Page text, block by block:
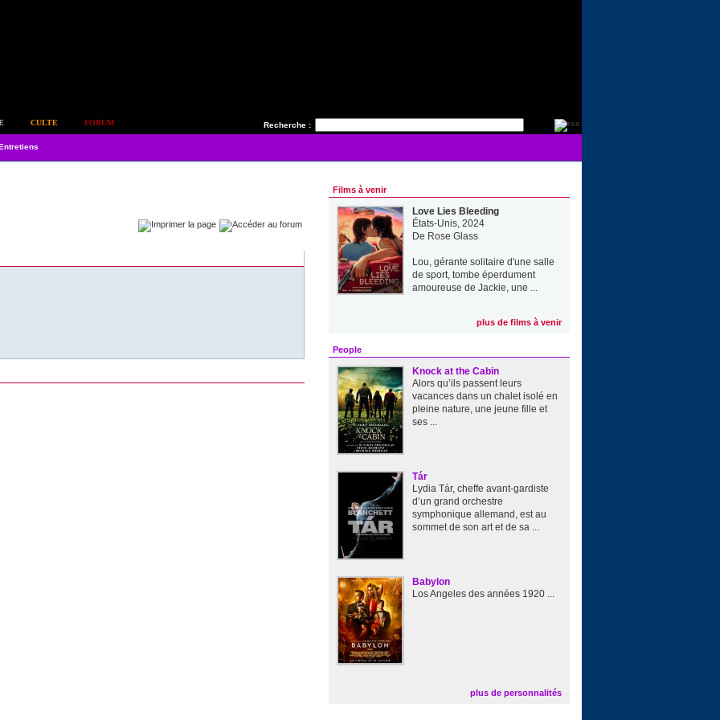
Recherche :
CULTE FORUM
Films à venir
Love Lies Bleeding
États-Unis, 2024
De Rose Glass
Lou, gérante solitaire d'une salle
de sport, tombe éperdument
amoureuse de Jackie, une ...
plus de films à venir
People
Knock at the Cabin
Alors qu’ils passent leurs
vacances dans un chalet isolé en
pleine nature, une jeune fille et
ses ...
Tár
Lydia Tár, cheffe avant-gardiste
d’un grand orchestre
symphonique allemand, est au
sommet de son art et de sa ...
Babylon
Los Angeles des années 1920 ...
plus de personnalités